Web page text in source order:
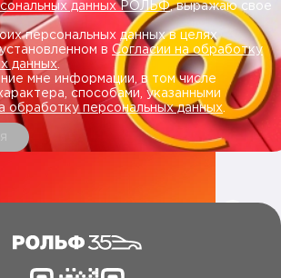
данных РОЛЬФ, выражаю свое
персональных данных в целях
в Согласии на обработку
данных.
мне информации, в том числе
способами, указанными
обработку персональных данных